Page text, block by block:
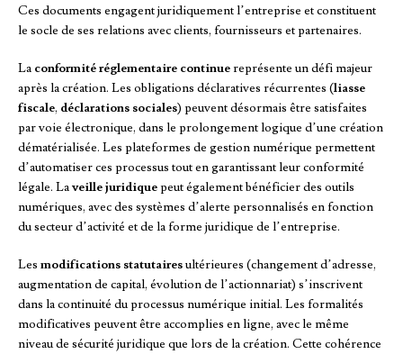
Ces documents engagent juridiquement l’entreprise et constituent
le socle de ses relations avec clients, fournisseurs et partenaires.
La conformité réglementaire continuereprésente un défi majeur
après la création. Les obligations déclaratives récurrentes (liasse
fiscale, déclarations sociales) peuvent désormais être satisfaites
par voie électronique, dans le prolongement logique d’une création
dématérialisée. Les plateformes de gestion numérique permettent
d’automatiser ces processus tout en garantissant leur conformité
légale. Laveille juridiquepeut également bénéficier des outils
numériques, avec des systèmes d’alerte personnalisés en fonction
du secteur d’activité et de la forme juridique de l’entreprise.
Les modifications statutairesultérieures (changement d’adresse,
augmentation de capital, évolution de l’actionnariat) s’inscrivent
dans la continuité du processus numérique initial. Les formalités
modificatives peuvent être accomplies en ligne, avec le même
niveau de sécurité juridique que lors de la création. Cette cohérence